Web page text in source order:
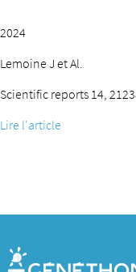
2024
Lemoine J et Al.
Scientific reports 14,
Lire l'article